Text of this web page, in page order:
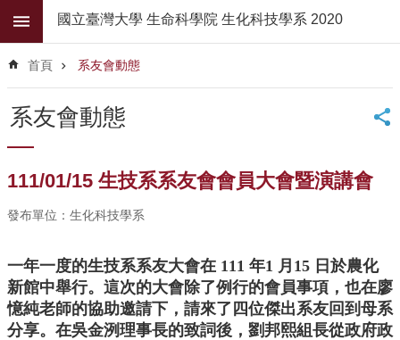
跳到主要內容區塊
階
尋
公
佈
系
介
系
所
師
國立臺灣大學 生命科學院 生化科技學系 2020
首頁 系友會動態
系友會動態
111/01/15 生技系系友會會員大會暨演講會
發布單位：生化科技學系
一年一度的生技系系友大會在 111 年1 月15 日於農化
新館中舉行。這次的大會除了例行的會員事項，也在廖
憶純老師的協助邀請下，請來了四位傑出系友回到母系
分享。在吳金洌理事長的致詞後，劉邦熙組長從政府政